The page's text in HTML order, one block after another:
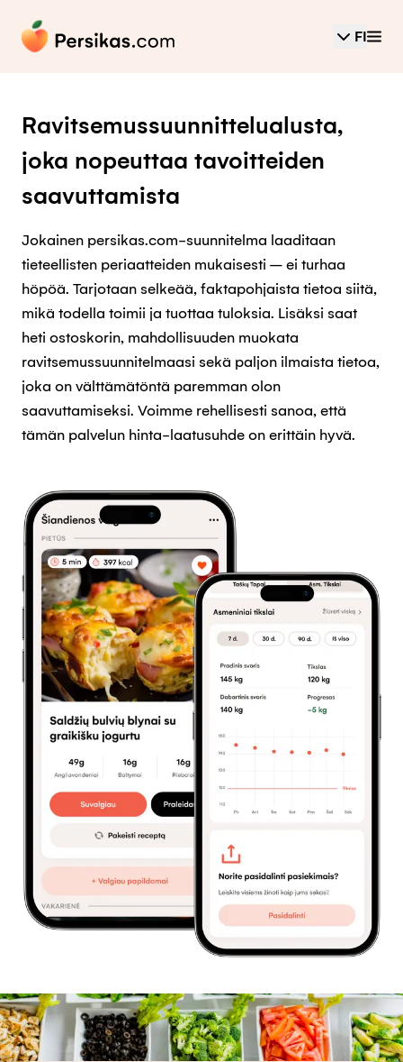
FI
Ravitsemussuunnittelualusta,
joka nopeuttaa tavoitteiden
saavuttamista
Jokainen persikas.com-suunnitelma laaditaan
tieteellisten periaatteiden mukaisesti – ei turhaa
höpöä. Tarjotaan selkeää, faktapohjaista tietoa siitä,
mikä todella toimii ja tuottaa tuloksia. Lisäksi saat
heti ostoskorin, mahdollisuuden muokata
ravitsemussuunnitelmaasi sekä paljon ilmaista tietoa,
joka on välttämätöntä paremman olon
saavuttamiseksi. Voimme rehellisesti sanoa, että
tämän palvelun hinta-laatusuhde on erittäin hyvä.